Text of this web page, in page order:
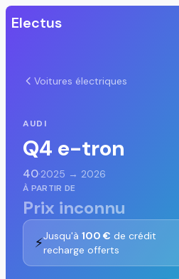
Electus
Voitures électriques
AUDI
Q4 e-tron
40·2025 → 2026
À PARTIR DE
Prix inconnu
⚡Jusqu'à 100 € de crédit
recharge offerts